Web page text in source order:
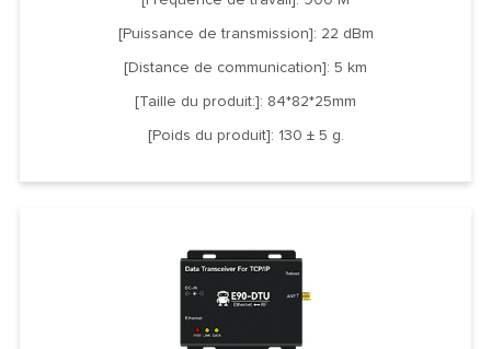
[Puissance de transmission]: 22 dBm
[Distance de communication]: 5 km
[Taille du produit:]: 84*82*25mm
[Poids du produit]: 130 ± 5 g.